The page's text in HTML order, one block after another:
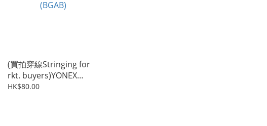
(買拍穿線Stringing for
rkt. buyers)YONEX
AEROBITE 羽毛球線
HK$80.00